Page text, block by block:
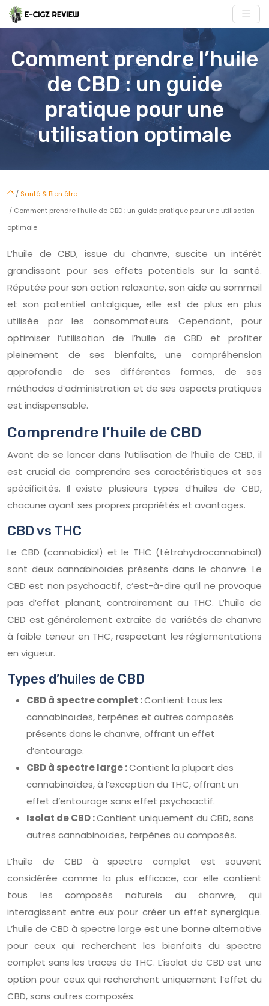
Comment prendre l’huile
de CBD : un guide
pratique pour une
utilisation optimale
/ Santé & Bien être
/ Comment prendre l’huile de CBD : un guide pratique pour une utilisation
optimale
L’huile de CBD, issue du chanvre, suscite un intérêt
grandissant pour ses effets potentiels sur la santé.
Réputée pour son action relaxante, son aide au sommeil
et son potentiel antalgique, elle est de plus en plus
utilisée par les consommateurs. Cependant, pour
optimiser l’utilisation de l’huile de CBD et profiter
pleinement de ses bienfaits, une compréhension
approfondie de ses différentes formes, de ses
méthodes d’administration et de ses aspects pratiques
est indispensable.
Comprendre l’huile de CBD
Avant de se lancer dans l’utilisation de l’huile de CBD, il
est crucial de comprendre ses caractéristiques et ses
spécificités. Il existe plusieurs types d’huiles de CBD,
chacune ayant ses propres propriétés et avantages.
CBD vs THC
Le CBD (cannabidiol) et le THC (tétrahydrocannabinol)
sont deux cannabinoïdes présents dans le chanvre. Le
CBD est non psychoactif, c’est-à-dire qu’il ne provoque
pas d’effet planant, contrairement au THC. L’huile de
CBD est généralement extraite de variétés de chanvre
à faible teneur en THC, respectant les réglementations
en vigueur.
Types d’huiles de CBD
CBD à spectre complet :Contient tous les
cannabinoïdes, terpènes et autres composés
présents dans le chanvre, offrant un effet
d’entourage.
CBD à spectre large :Contient la plupart des
cannabinoïdes, à l’exception du THC, offrant un
effet d’entourage sans effet psychoactif.
Isolat de CBD :Contient uniquement du CBD, sans
autres cannabinoïdes, terpènes ou composés.
L’huile de CBD à spectre complet est souvent
considérée comme la plus efficace, car elle contient
tous les composés naturels du chanvre, qui
interagissent entre eux pour créer un effet synergique.
L’huile de CBD à spectre large est une bonne alternative
pour ceux qui recherchent les bienfaits du spectre
complet sans les traces de THC. L’isolat de CBD est une
option pour ceux qui recherchent uniquement l’effet du
CBD, sans autres composés.